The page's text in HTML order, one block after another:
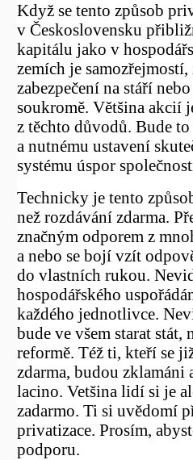
Když se tento způsob
v Československu
kapitálu jako v
zemích je
zabezpečení na stáří
soukromě. Většina akcií
z těchto důvodů. Bude
a nutnému ustavení
systému úspor
Technicky je tento
než rozdávání zdarma.
značným odporem z
a nebo se bojí vzít
do vlastních rukou.
hospodářského
každého jednotlivce.
bude ve všem starat stát,
reformě. Též ti, kteří se
zdarma, budou
lacino. Vetšina lidí si je
zadarmo. Ti si uvědomí
privatizace. Prosím,
podporu.